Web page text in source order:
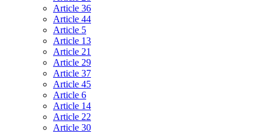
Article 36
Article 44
Article 5
Article 13
Article 21
Article 29
Article 37
Article 45
Article 6
Article 14
Article 22
Article 30